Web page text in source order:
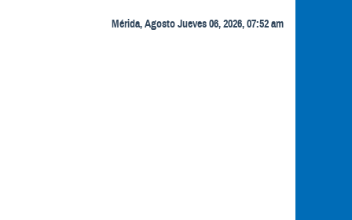
Mérida, Agosto Jueves 06, 2026, 07:52 am